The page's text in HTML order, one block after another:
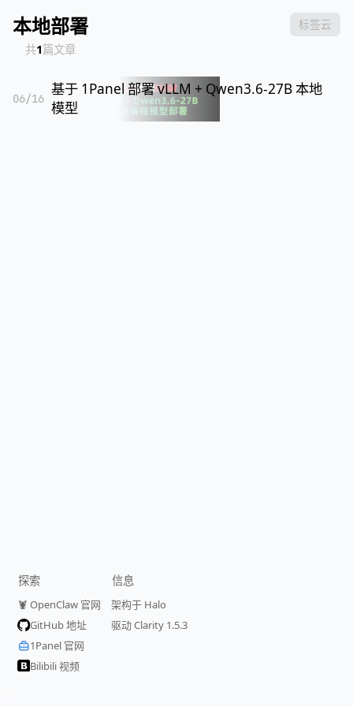
标签云
本地部署
共1篇文章
06/16
基于 1Panel 部署 vLLM + Qwen3.6-27B 本地
模型
探索
🦞 OpenClaw 官网
GitHub 地址
1Panel 官网
Bilibili 视频
信息
架构于 Halo
驱动 Clarity 1.5.3